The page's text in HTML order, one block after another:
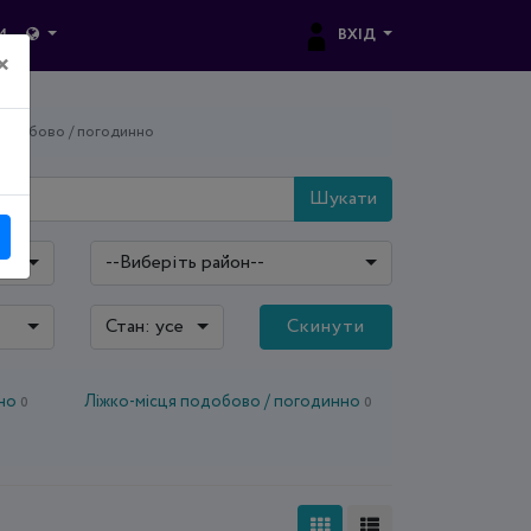
ВХІД
/ погодинно
Шукати
--Виберіть район--
Стан: усе Скинути
0 Ліжко-місця подобово / погодинно 0